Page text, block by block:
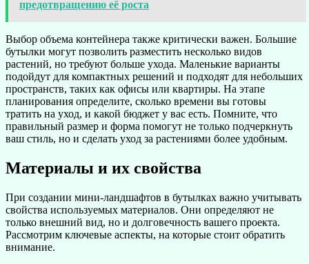
предотвращению её роста
Выбор объема контейнера также критически важен. Большие
бутылки могут позволить разместить несколько видов
растений, но требуют больше ухода. Маленькие варианты
подойдут для компактных решений и подходят для небольших
пространств, таких как офисы или квартиры. На этапе
планирования определите, сколько времени вы готовы
тратить на уход, и какой бюджет у вас есть. Помните, что
правильный размер и форма помогут не только подчеркнуть
ваш стиль, но и сделать уход за растениями более удобным.
Материалы и их свойства
При создании мини-ландшафтов в бутылках важно учитывать
свойства используемых материалов. Они определяют не
только внешний вид, но и долговечность вашего проекта.
Рассмотрим ключевые аспекты, на которые стоит обратить
внимание.